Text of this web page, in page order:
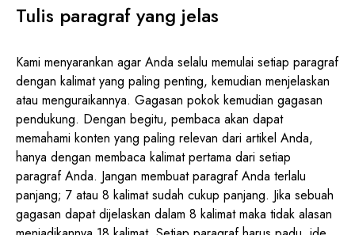
Tulis paragraf yang jelas
Kami menyarankan agar Anda selalu memulai setiap paragraf
dengan kalimat yang paling penting, kemudian menjelaskan
atau menguraikannya. Gagasan pokok kemudian gagasan
pendukung. Dengan begitu, pembaca akan dapat
memahami konten yang paling relevan dari artikel Anda,
hanya dengan membaca kalimat pertama dari setiap
paragraf Anda. Jangan membuat paragraf Anda terlalu
panjang; 7 atau 8 kalimat sudah cukup panjang. Jika sebuah
gagasan dapat dijelaskan dalam 8 kalimat maka tidak alasan